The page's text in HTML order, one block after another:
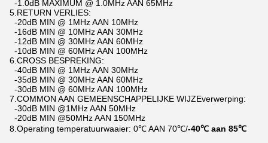
-1.0dB MAXIMUM @ 1.0MHz AAN 65MHz
5.RETURN VERLIES:
-20dB MIN @ 1MHz AAN 10MHz
-16dB MIN @ 10MHz AAN 30MHz
-12dB MIN @ 30MHz AAN 60MHz
-10dB MIN @ 60MHz AAN 100MHz
6.CROSS BESPREKING:
-40dB MIN @ 1MHz AAN 30MHz
-35dB MIN @ 30MHz AAN 60MHz
-30dB MIN @ 60MHz AAN 100MHz
7.COMMON AAN GEMEENSCHAPPELIJKE WIJZEverwerping:
-30dB MIN @1MHz AAN 50MHz
-20dB MIN @50MHz AAN 150MHz
8.Operating temperatuurwaaier: 0℃ AAN 70℃/-40℃ aan 85℃